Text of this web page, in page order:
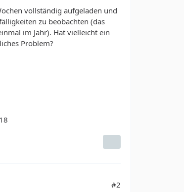
vollständig aufgeladen und
zu beobachten (das
im Jahr). Hat vielleicht ein
Problem?
#2